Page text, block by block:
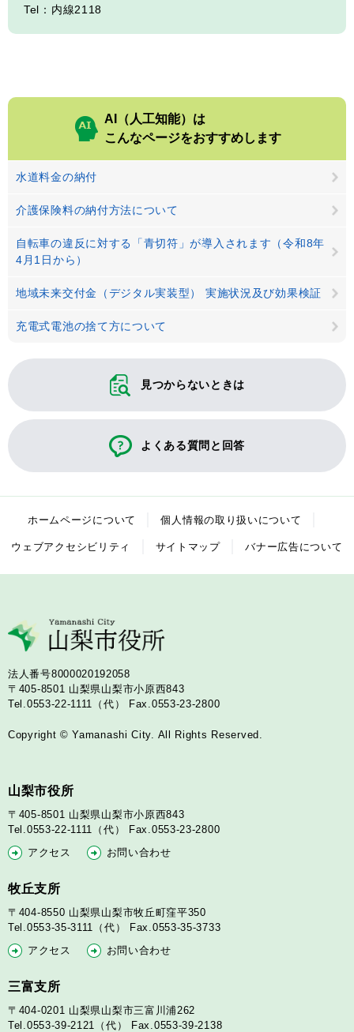
Tel：内線2118
AI（人工知能）は
こんなページをおすすめします
水道料金の納付
介護保険料の納付方法について
自転車の違反に対する「青切符」が導入されます（令和8年
4月1日から）
地域未来交付金（デジタル実装型） 実施状況及び効果検証
充電式電池の捨て方について
見つからないときは
よくある質問と回答
ホームページについて 個人情報の取り扱いについて
ウェブアクセシビリティ サイトマップ バナー広告について
法人番号8000020192058
〒405-8501 山梨県山梨市小原西843
Tel.0553-22-1111（代）
Fax.0553-23-2800
Copyright © Yamanashi City. All Rights Reserved.
山梨市役所
〒405-8501 山梨県山梨市小原西843
Tel.0553-22-1111（代）
Fax.0553-23-2800
アクセス
お問い合わせ
牧丘支所
〒404-8550 山梨県山梨市牧丘町窪平350
Tel.0553-35-3111（代）
Fax.0553-35-3733
アクセス
お問い合わせ
三富支所
〒404-0201 山梨県山梨市三富川浦262
Tel.0553-39-2121（代）
Fax.0553-39-2138